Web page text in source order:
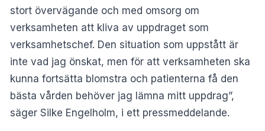
stort övervägande och med omsorg om
verksamheten att kliva av uppdraget som
verksamhetschef. Den situation som uppstått är
inte vad jag önskat, men för att verksamheten ska
kunna fortsätta blomstra och patienterna få den
bästa vården behöver jag lämna mitt uppdrag”,
säger Silke Engelholm, i ett pressmeddelande.